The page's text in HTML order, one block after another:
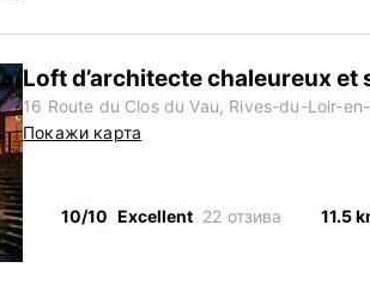
Loft d’architecte chaleureux et
16 Route du Clos du Vau, Rives-du-Loir-
Покажи карта
10/10 Excellent 22 отзива 11.5